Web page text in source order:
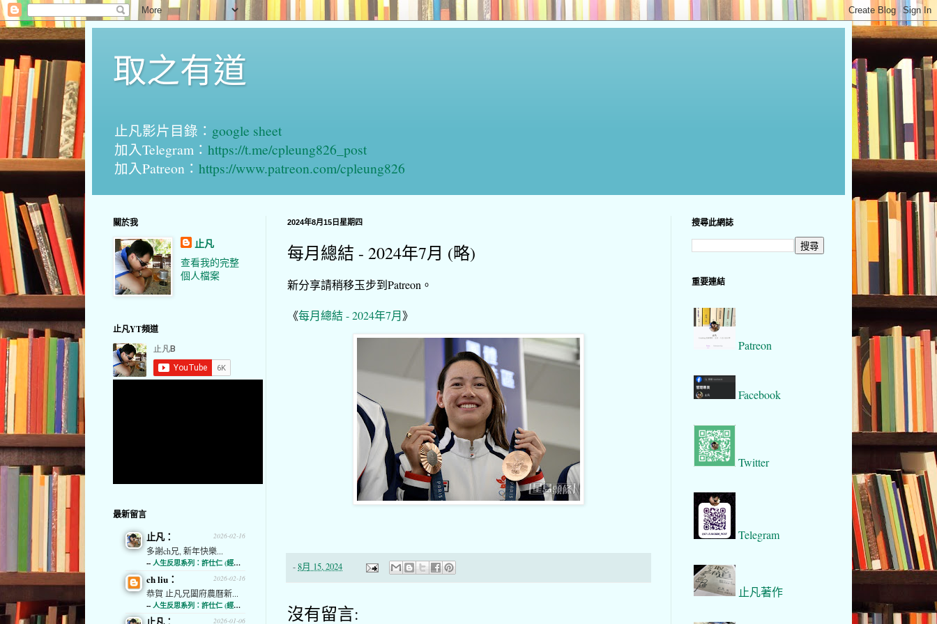
取之有道
止凡影片目錄： google sheet
加入Telegram： https://t.me/cpleung826_post
加入Patreon： https://www.patreon.com/cpleung826
2024年8月15日星期四
每月總結 - 2024年7月 (略)
新分享請稍移玉步到Patreon。
《每月總結 - 2024年7月》
-8月 15, 2024
沒有留言:
關於我
止凡
查看我的完整
個人檔案
止凡YT頻道
最新留言
2026-02-16
止凡：
多謝ch兄, 新年快樂...
-- 人生反思系列：許仕仁 (經濟通)
2026-02-16
ch liu：
恭賀 止凡兄闔府農曆新...
-- 人生反思系列：許仕仁 (經濟通)
2026-01-06
搜尋此網誌
重要連結
Patreon
Facebook
Twitter
Telegram
止凡著作